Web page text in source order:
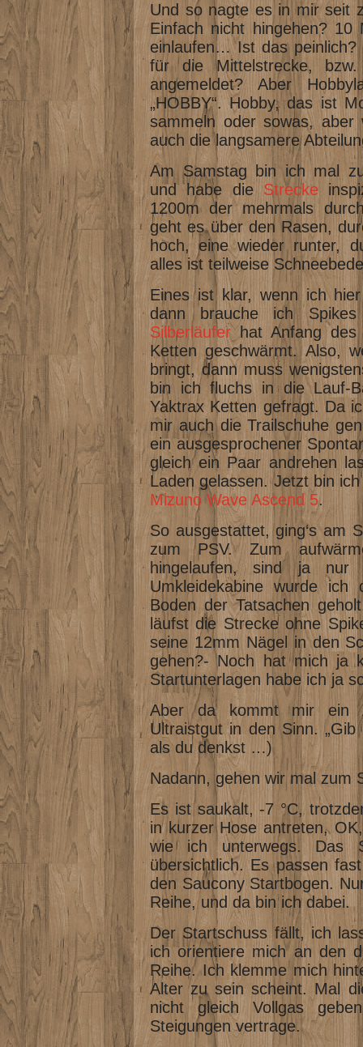
Und so nagte es in mir seit
Einfach nicht hingehen? 10
einlaufen… Ist das peinlich?
für die Mittelstrecke,
angemeldet? Aber
„HOBBY“. Hobby, das ist
sammeln oder sowas,
auch die langsamere
Am Samstag bin ich mal
und habe die Strecke
1200m der mehrmals
geht es über den Rasen,
hoch, eine wieder runter,
alles ist teilweise
Eines ist klar, wenn ich
dann brauche ich
Silberläuferhat Anfang des
Ketten geschwärmt. Also,
bringt, dann muss
bin ich fluchs in die Lauf-
Yaktrax Ketten gefragt. Da
mir auch die Trailschuhe
ein ausgesprochener
gleich ein Paar andrehen
Laden gelassen. Jetzt bin
Mizuno Wave Ascend 5.
So ausgestattet, ging‘s am
zum PSV. Zum
hingelaufen, sind ja
Umkleidekabine wurde
Boden der Tatsachen
läufst die Strecke ohne
seine 12mm Nägel in den
gehen?- Noch hat mich ja
Startunterlagen habe ich ja
Aber da kommt mir ein
Ultraistgut in den Sinn.
als du denkst …)
Nadann, gehen wir mal zum
Es ist saukalt, -7 °C,
in kurzer Hose antreten,
wie ich unterwegs. Das
übersichtlich. Es passen
den Saucony Startbogen.
Reihe, und da bin ich dabei.
Der Startschuss fällt, ich
ich orientiere mich an den
Reihe. Ich klemme mich
Alter zu sein scheint. Mal
nicht gleich Vollgas
Steigungen vertrage.